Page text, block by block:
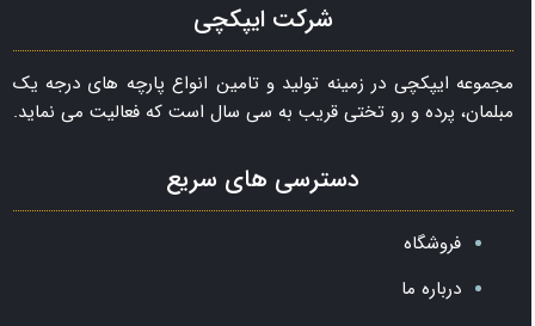
شرکت ایپکچی
مجموعه ایپکچی در زمینه تولید و تامین انواع پارچه های درجه یک
مبلمان، پرده و رو تختی قریب به سی سال است که فعالیت می نماید.
دسترسی های سریع
فروشگاه
درباره ما